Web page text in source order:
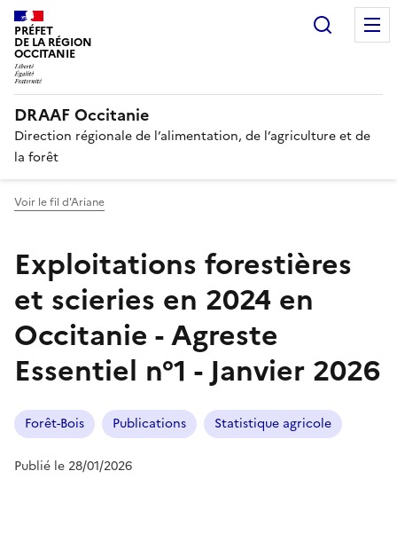
Panneau de gestion des cookies
PRÉFET
DE LA RÉGION
OCCITANIE
DRAAF Occitanie
Direction régionale de l’alimentation, de l’agriculture et de
la forêt
Voir le fil d'Ariane
Exploitations forestières
et scieries en 2024 en
Occitanie - Agreste
Essentiel n°1 - Janvier 2026
Forêt-Bois Publications Statistique agricole
Publié le 28/01/2026